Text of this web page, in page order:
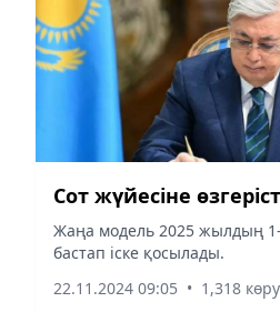
Сот жүйесіне
Жаңа модель 2025 жылдың
бастап іске қосылады.
22.11.2024 09:05 • 1,318 көру